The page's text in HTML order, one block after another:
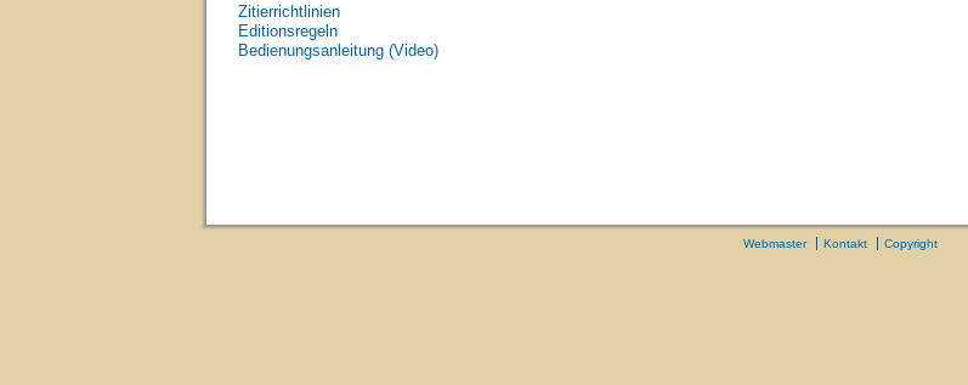
Zitierrichtlinien
Editionsregeln
Bedienungsanleitung (Video)
Webmaster Kontakt Copyright